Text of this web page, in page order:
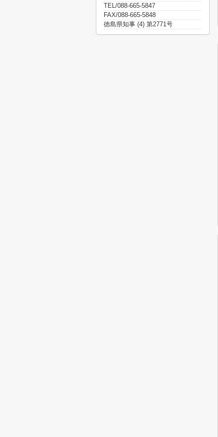
TEL/088-665-5847
FAX/088-665-5848
徳島県知事 (4) 第2771号